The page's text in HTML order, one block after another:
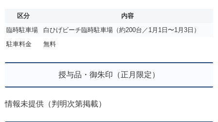
区分
内容
臨時駐車場
白ひげビーチ臨時駐車場（約200台／1月1日〜1月3日）
駐車料金
無料
授与品・御朱印（正月限定）
情報未提供（判明次第掲載）